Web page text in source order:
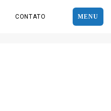
MENU
CONTATO